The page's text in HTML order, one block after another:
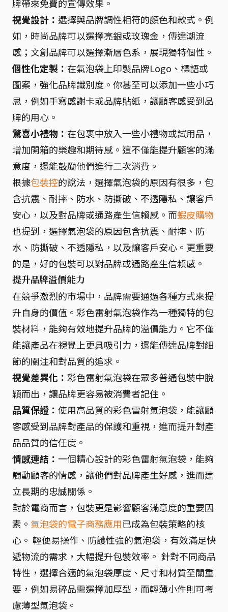
牌帶來免費的宣傳效果。
視覺設計： 選擇與品牌調性相符的顏色和款式。例
如，時尚品牌可以選擇亮銀或玫瑰金，傳達潮流
感；文創品牌可以選擇漸層色系，展現獨特個性。
個性化定製： 在氣泡袋上印製品牌Logo、標語或
圖案，強化品牌識別度。你甚至可以添加一些小巧
思，例如手寫感謝卡或品牌貼紙，讓顧客感受到品
牌的用心。
驚喜小禮物： 在包裹中放入一些小禮物或試用品，
增加開箱的樂趣和期待感。這不僅能提升顧客的滿
意度，還能鼓勵他們進行二次消費。
根據包裝控的說法，選擇氣泡袋的原因有很多，包
含抗震、耐摔、防水、防撕破、不透隱私、讓客戶
安心，以及對品牌或通路產生信賴感。而蝦皮購物
也提到，選擇氣泡袋的原因包含抗震、耐摔、防
水、防撕破、不透隱私，以及讓客戶安心。更重要
的是，好的包裝可以對品牌或通路產生信賴感。
提升品牌溢價能力
在競爭激烈的市場中，品牌需要通過各種方式來提
升自身的價值。彩色雷射氣泡袋作為一種獨特的包
裝材料，能夠有效地提升品牌的溢價能力。它不僅
能讓產品在視覺上更具吸引力，還能傳達品牌對細
節的關注和對品質的追求。
視覺差異化： 彩色雷射氣泡袋在眾多普通包裝中脫
穎而出，讓品牌更容易被消費者記住。
品質保證： 使用高品質的彩色雷射氣泡袋，能讓顧
客感受到品牌對產品的保護和重視，進而提升對產
品品質的信任度。
情感連結： 一個精心設計的彩色雷射氣泡袋，能夠
觸動顧客的情感，讓他們對品牌產生好感，進而建
立長期的忠誠關係。
對於電商而言，包裝更是影響顧客滿意度的重要因
素。 氣泡袋的電子商務應用已成為包裝策略的核
心。 輕便易操作、防護性強的氣泡袋，有效滿足快
遞物流的需求，大幅提升包裝效率。 針對不同商品
特性，選擇合適的氣泡袋厚度、尺寸和材質至關重
要，例如易碎品需選擇加厚型，而輕薄小件則可考
慮薄型氣泡袋。